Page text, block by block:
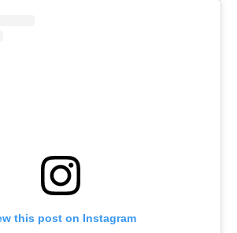
this post on Instagram